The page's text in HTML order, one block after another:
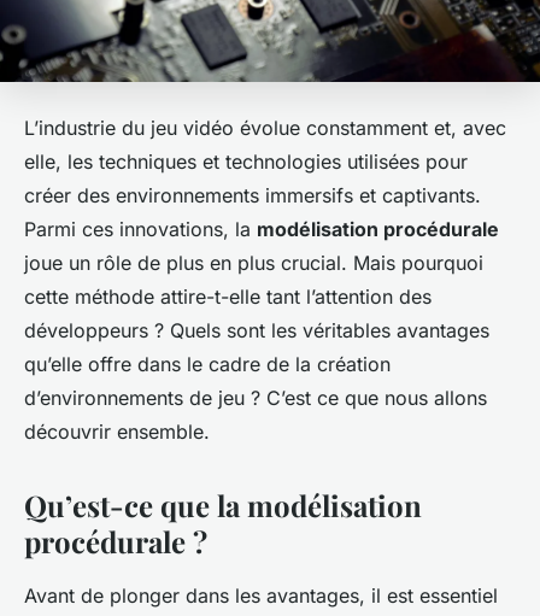
L’industrie du jeu vidéo évolue constamment et, avec
elle, les techniques et technologies utilisées pour
créer des environnements immersifs et captivants.
Parmi ces innovations, la modélisation procédurale
joue un rôle de plus en plus crucial. Mais pourquoi
cette méthode attire-t-elle tant l’attention des
développeurs ? Quels sont les véritables avantages
qu’elle offre dans le cadre de la création
d’environnements de jeu ? C’est ce que nous allons
découvrir ensemble.
Qu’est-ce que la modélisation
procédurale ?
Avant de plonger dans les avantages, il est essentiel